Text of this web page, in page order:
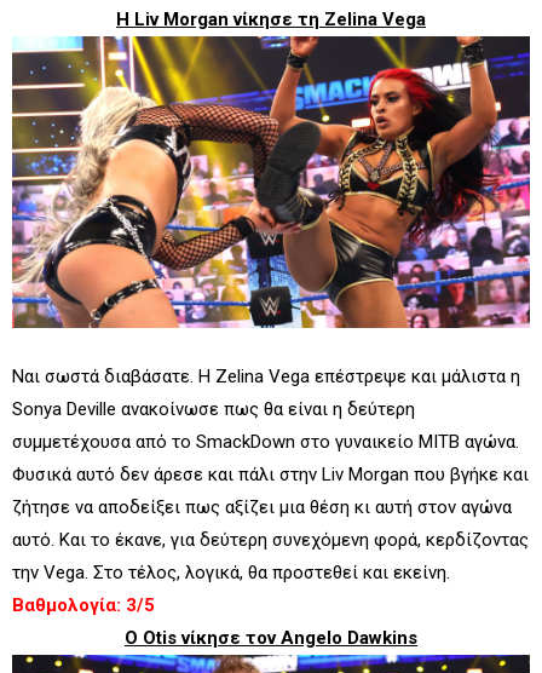
Η Liv Morgan νίκησε τη Zelina Vega
Ναι σωστά διαβάσατε. Η Zelina Vega επέστρεψε και μάλιστα η
Sonya Deville ανακοίνωσε πως θα είναι η δεύτερη
συμμετέχουσα από το SmackDown στο γυναικείο MITB αγώνα.
Φυσικά αυτό δεν άρεσε και πάλι στην Liv Morgan που βγήκε και
ζήτησε να αποδείξει πως αξίζει μια θέση κι αυτή στον αγώνα
αυτό. Και το έκανε, για δεύτερη συνεχόμενη φορά, κερδίζοντας
την Vega. Στο τέλος, λογικά, θα προστεθεί και εκείνη.
Βαθμολογία: 3/5
Ο Otis νίκησε τον Angelo Dawkins